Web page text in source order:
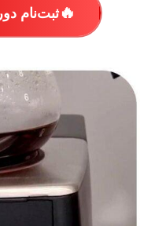
🔥ثبت‌نام